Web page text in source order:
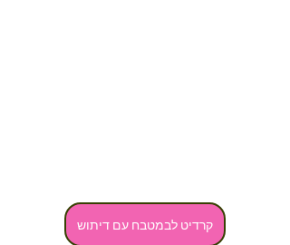
קרדיט לבמטבח עם דיתוש